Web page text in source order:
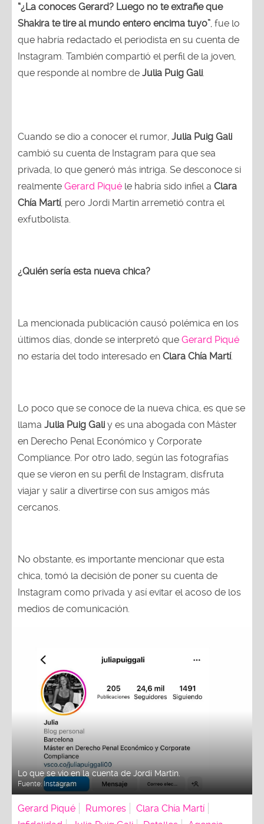
“¿La conoces Gerard? Luego no te extrañe que
Shakira te tire al mundo entero encima tuyo” , fue lo
que habría redactado el periodista en su cuenta de
Instagram. También compartió el perfil de la joven,
que responde al nombre de Julia Puig Gali
Cuando se dio a conocer el rumor, Julia Puig Gali
cambió su cuenta de Instagram para que sea
privada, lo que generó más intriga. Se desconoce si
realmente Gerard Piqué le habría sido infiel a Clara
Chía Martí, pero Jordi Martin arremetió contra el
exfutbolista.
¿Quién sería esta nueva chica?
La mencionada publicación causó polémica en los
últimos días, donde se interpretó que Gerard Piqué
no estaría del todo interesado en Clara Chía Martí.
Lo poco que se conoce de la nueva chica, es que se
llama Julia Puig Gali y es una abogada con Máster
en Derecho Penal Económico y Corporate
Compliance. Por otro lado, según las fotografías
que se vieron en su perfil de Instagram, disfruta
viajar y salir a divertirse con sus amigos más
cercanos.
No obstante, es importante mencionar que esta
chica, tomó la decisión de poner su cuenta de
Instagram como privada y así evitar el acoso de los
medios de comunicación.
Lo que se vio en la cuenta de Jordi Martin.
Fuente: Instagram
Gerard Piqué Rumores
Clara Chía Martí